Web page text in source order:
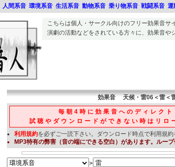
こちらは個人・サークル向けのフリー効果音サ
演劇の活動などをされている方々に、 効果音や
効果音天候・雷06＜雷＜雷
毎朝4時に効果音へのディレクト
試聴やダウンロードができない時はリロ
利用規約を必ずご一読下さい。 ダウンロード時点で利用規
MP3特有の弊害（音の端にできる空白）があります。ループ
＞
人間系音 環境系音 生活系音 動物系音 乗り物系音 戦闘系音 運